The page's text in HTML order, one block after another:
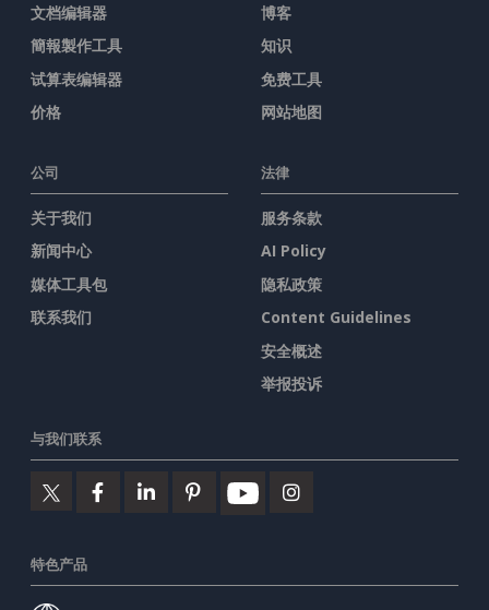
文档编辑器
簡報製作工具
试算表编辑器
价格
博客
知识
免费工具
网站地图
公司
关于我们
新闻中心
媒体工具包
联系我们
法律
服务条款
AI Policy
隐私政策
Content Guidelines
安全概述
举报投诉
与我们联系
特色产品